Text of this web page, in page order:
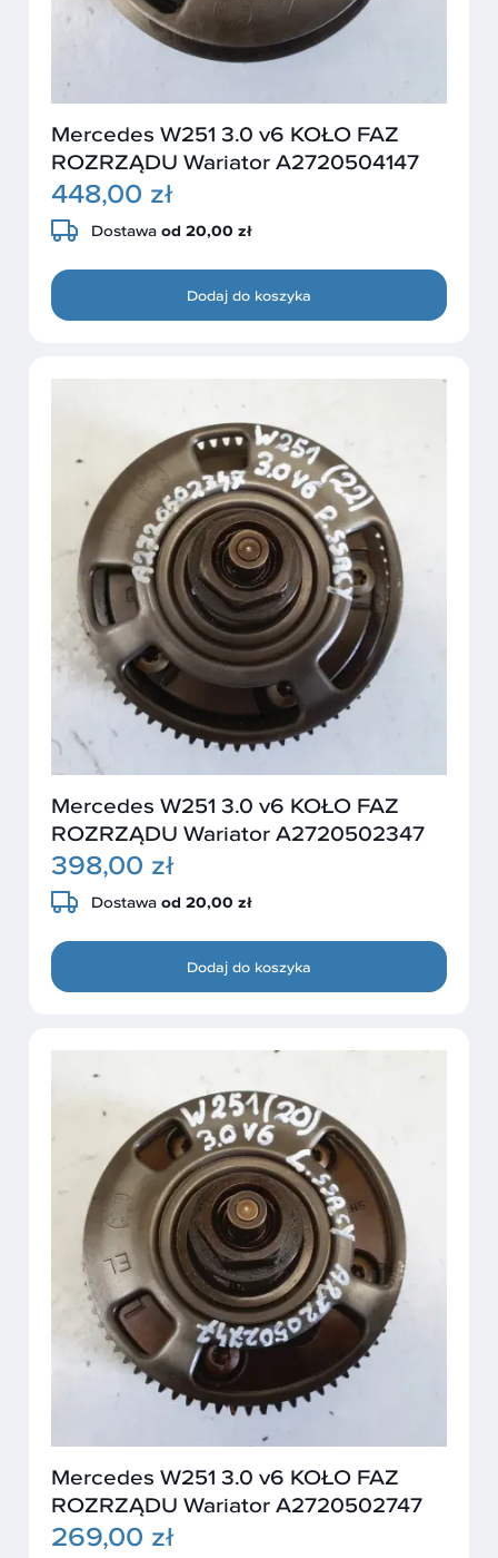
Mercedes W251 3.0 v6 KOŁO FAZ
ROZRZĄDU Wariator A2720504147
448,00 zł
Dostawa od 20,00 zł
Dodaj do koszyka
Mercedes W251 3.0 v6 KOŁO FAZ
ROZRZĄDU Wariator A2720502347
398,00 zł
Dostawa od 20,00 zł
Dodaj do koszyka
Mercedes W251 3.0 v6 KOŁO FAZ
ROZRZĄDU Wariator A2720502747
269,00 zł